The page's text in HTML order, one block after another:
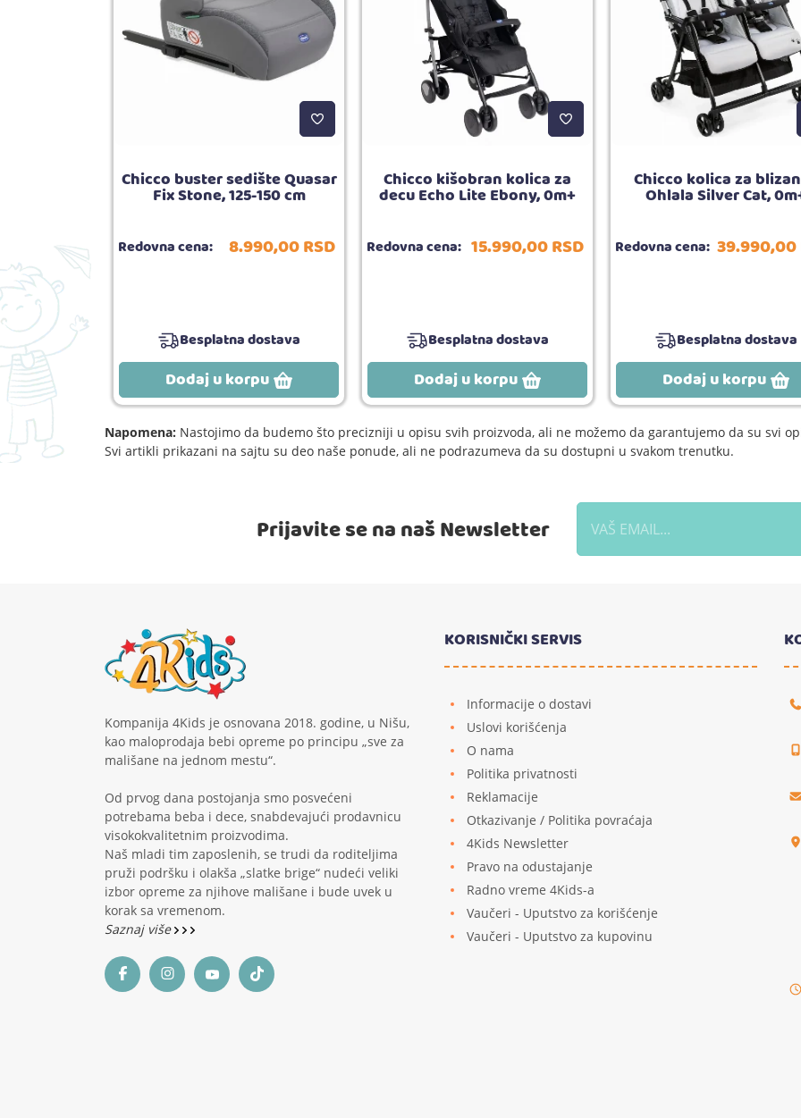
RSD
5.00
3
Chicco buster sedište Quasar
Fix Stone, 125-150 cm
Redovna cena: 8.990,00RSD
Besplatna dostava
Dodaj u korpu
Chicco kišobran kolica za
decu Echo Lite Ebony, 0m+
Redovna cena: 15.990,00RSD
Besplatna dostava
Dodaj u korpu
Chicco kolica za
Ohlala Silver Cat,
Redovna cena: 39.990,00
Besplatna dostava
Dodaj u korpu
Napomena: Nastojimo da budemo što precizniji u opisu svih proizvoda, ali ne možemo da garantujemo da su svi
Svi artikli prikazani na sajtu su deo naše ponude, ali ne podrazumeva da su dostupni u svakom trenutku.
Prijavite se na naš Newsletter
Kompanija 4Kids je osnovana 2018. godine, u Nišu,
kao maloprodaja bebi opreme po principu „sve za
mališane na jednom mestu“.
Od prvog dana postojanja smo posvećeni
potrebama beba i dece, snabdevajući prodavnicu
visokokvalitetnim proizvodima.
Naš mladi tim zaposlenih, se trudi da roditeljima
pruži podršku i olakša „slatke brige“ nudeći veliki
izbor opreme za njihove mališane i bude uvek u
korak sa vremenom.
Saznaj više
KORISNIČKI SERVIS
Informacije o dostavi
Uslovi korišćenja
O nama
Politika privatnosti
Reklamacije
Otkazivanje / Politika povraćaja
4Kids Newsletter
Pravo na odustajanje
Radno vreme 4Kids-a
Vaučeri - Uputstvo za korišćenje
Vaučeri - Uputstvo za kupovinu